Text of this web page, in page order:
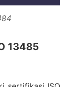
13485